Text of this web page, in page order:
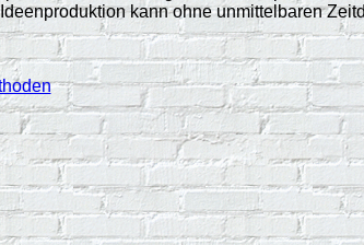
kann ohne unmittelbaren